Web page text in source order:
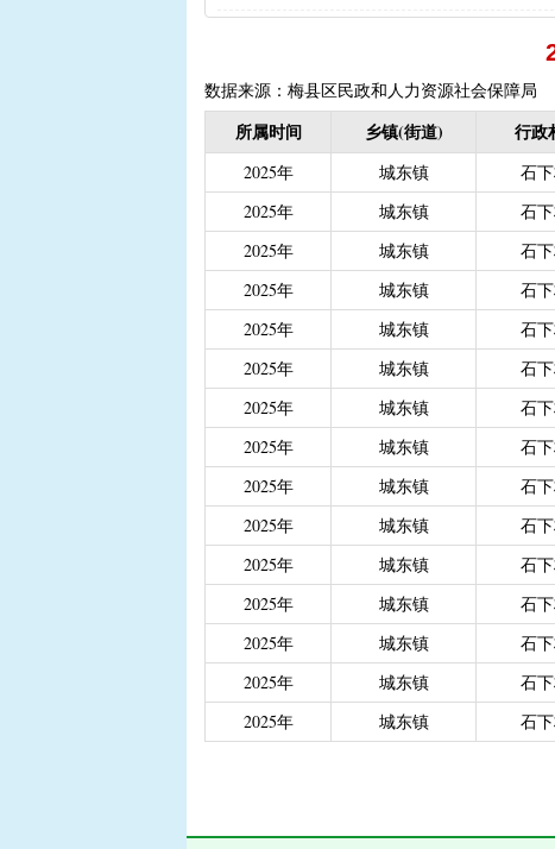
| 计划生育家庭特别扶助（
城镇独生子女父母计划生
| 义务教育阶段家庭经济困
普通高中建档立卡和非建
| 高中残疾学生免学杂费补
| 学前教育资助 | 建档立
| 城乡居民保险养老金 |
重度残疾人护理补贴（
南粤扶残助学工程（高等
重度残疾人、精神和智
城乡居民医保大病保险 |
城乡居民医保大病保险（
| 省级生态公益林效益补偿
数据来源：梅县区民政和人力资源社会保障局
所属时间 乡镇(街道) 行政
2025年 城东镇 石
2025年
城东镇 石
2025年
城东镇 石
2025年
城东镇 石
2025年
城东镇 石
2025年
城东镇 石
2025年
城东镇 石
2025年
城东镇 石
2025年
城东镇 石
2025年
城东镇 石
2025年
城东镇 石
2025年
城东镇 石
2025年
城东镇 石
2025年
城东镇 石
2025年
城东镇 石